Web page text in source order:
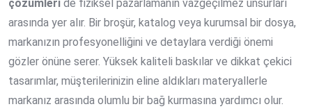
çözümleri de fiziksel pazarlamanın vazgeçilmez unsurları
arasında yer alır. Bir broşür, katalog veya kurumsal bir dosya,
markanızın profesyonelliğini ve detaylara verdiği önemi
gözler önüne serer. Yüksek kaliteli baskılar ve dikkat çekici
tasarımlar, müşterilerinizin eline aldıkları materyallerle
markanız arasında olumlu bir bağ kurmasına yardımcı olur.